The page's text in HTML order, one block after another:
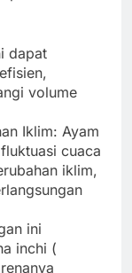
dapat
volume
Iklim: Ayam
cuaca
iklim,
ini
inchi (